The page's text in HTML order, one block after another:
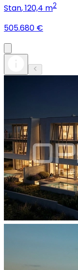
Stan, 120,4 m2
505.680 €